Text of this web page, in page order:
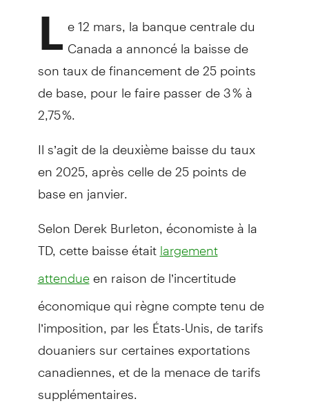
Le 12 mars, la banque centrale du
Canada a annoncé la baisse de
son taux de financement de 25 points
de base, pour le faire passer de 3 % à
2,75 %.
Il s’agit de la deuxième baisse du taux
en 2025, après celle de 25 points de
base en janvier.
Selon Derek Burleton, économiste à la
TD, cette baisse était largement
attendueen raison de l’incertitude
économique qui règne compte tenu de
l’imposition, par les États-Unis, de tarifs
douaniers sur certaines exportations
canadiennes, et de la menace de tarifs
supplémentaires.